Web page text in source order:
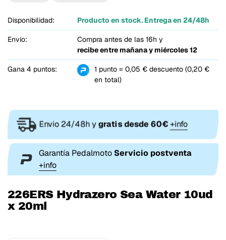
Disponibilidad: Producto en stock. Entrega en 24/48h
Envío:
Compra antes de las 16h y
recibe entre mañana y miércoles 12
Gana 4 puntos:
1 punto = 0,05 € descuento (0,20 €
en total)
Envio 24/48h ygratis desde 60€+info
Garantía Pedalmoto Servicio postventa
+info
226ERSHydrazero Sea Water 10ud
x 20ml